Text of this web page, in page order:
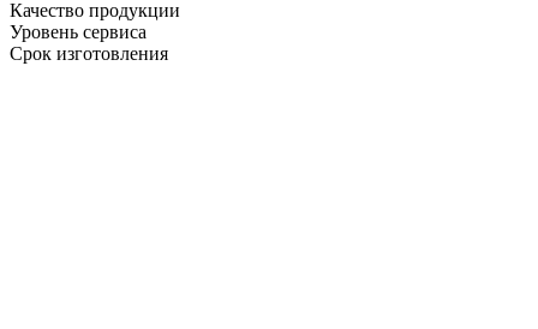
Качество продукции
Уровень сервиса
Срок изготовления